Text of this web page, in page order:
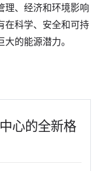
理、经济和环境影响
在科学、安全和可持
的能源潜力。
心的全新格